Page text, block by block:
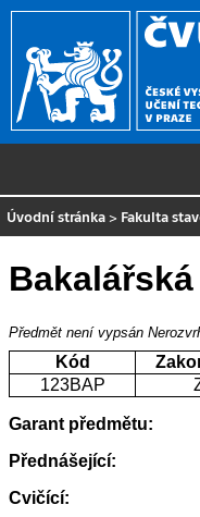
Úvodní stránka > Fakulta
Předmět není vypsán
Kód
123BAP
Garant předmětu:
Přednášející:
Cvičící: